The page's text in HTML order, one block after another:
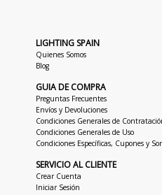
LIGHTING SPAIN
Quienes Somos
Blog
GUIA DE COMPRA
Preguntas Frecuentes
Envíos y Devoluciones
Condiciones Generales de
Condiciones Generales de Uso
Condiciones Específicas, Cupones y
SERVICIO AL CLIENTE
Crear Cuenta
Iniciar Sesión